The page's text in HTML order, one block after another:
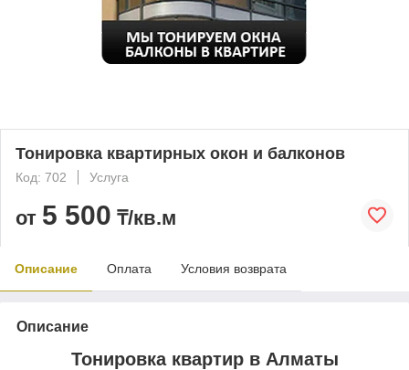
Тонировка квартирных окон и балконов
Код: 702 Услуга
от 5 500 ₸/кв.м
Описание Оплата Условия возврата
Описание
Тонировка квартир в Алматы